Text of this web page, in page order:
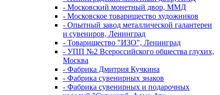
- Московский монетный двор, ММД
- Московское товарищество художников
- Опытный завод металлической галантереи
и сувениров, Ленинград
- Товарищество "ИЗО", Ленинград
- УПП №2 Всероссийского общества глухих,
Москва
- Фабрика Дмитрия Кучкина
- Фабрика сувенирных знаков
- Фабрика сувенирных и подарочных